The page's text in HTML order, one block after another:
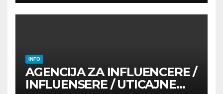
INFO
AGENCIJA ZA INFLUENCERE /
INFLUENSERE / UTICAJNE